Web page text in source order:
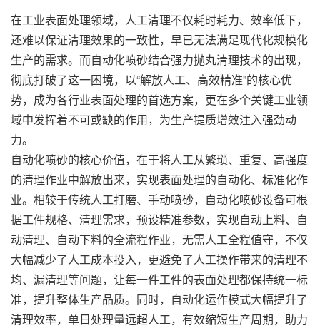
在工业表面处理领域，人工清理不仅耗时耗力、效率低下，
还难以保证清理效果的一致性，早已无法满足现代化规模化
生产的需求。而自动化喷砂结合强力抛丸清理技术的出现，
彻底打破了这一困境，以“解放人工、高效精准”的核心优
势，成为各行业表面处理的首选方案，更在多个关键工业领
域中发挥着不可或缺的作用，为生产提质增效注入强劲动
力。
自动化喷砂的核心价值，在于将人工从繁琐、重复、高强度
的清理作业中解放出来，实现表面处理的自动化、标准化作
业。相较于传统人工打磨、手动喷砂，自动化喷砂设备可根
据工件规格、清理需求，预设精准参数，实现自动上料、自
动清理、自动下料的全流程作业，无需人工全程值守，不仅
大幅减少了人工成本投入，更避免了人工操作带来的清理不
均、漏清理等问题，让每一件工件的表面处理都保持统一标
准，提升整体生产品质。同时，自动化运作模式大幅提升了
清理效率，单日处理量远超人工，有效缩短生产周期，助力